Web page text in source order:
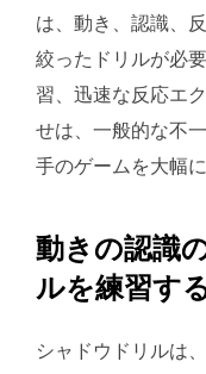
は、動き、認識、
絞ったドリルが必
習、迅速な反応エ
せは、一般的な不
手のゲームを大幅
動きの認識
ルを練習す
シャドウドリルは